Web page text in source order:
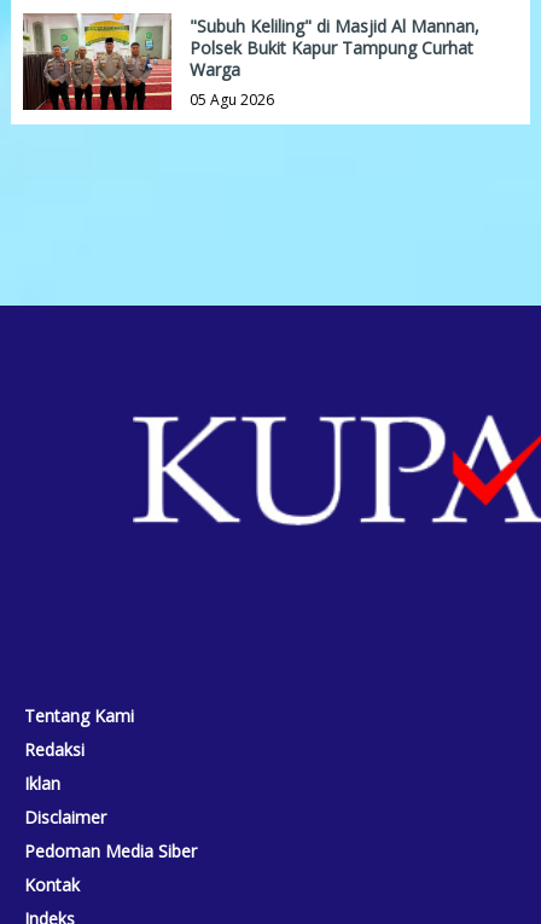
"Subuh Keliling" di Masjid Al Mannan,
Polsek Bukit Kapur Tampung Curhat
Warga
05 Agu 2026
Tentang Kami
Redaksi
Iklan
Disclaimer
Pedoman Media Siber
Kontak
Indeks